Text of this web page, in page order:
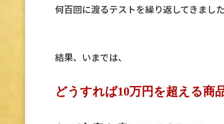
何百回に渡るテストを繰り返してきまし
結果、いまでは、
どうすれば10万円を超える商